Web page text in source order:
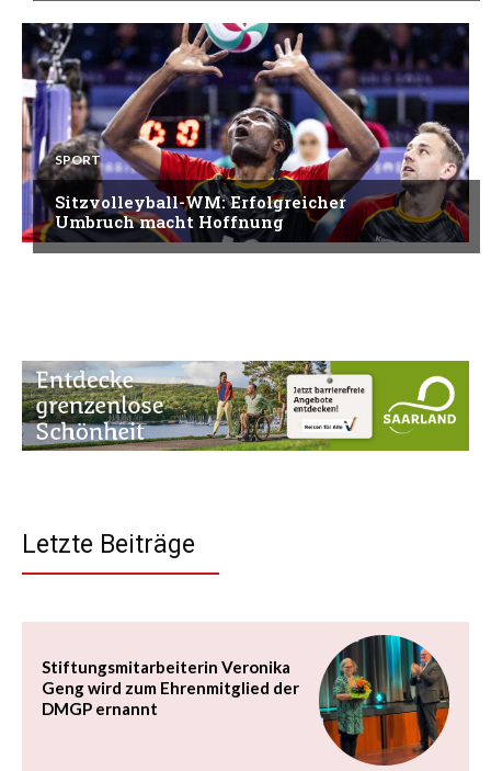
SPORT
Sitzvolleyball-WM: Erfolgreicher
Umbruch macht Hoffnung
Letzte Beiträge
Stiftungsmitarbeiterin Veronika
Geng wird zum Ehrenmitglied der
DMGP ernannt